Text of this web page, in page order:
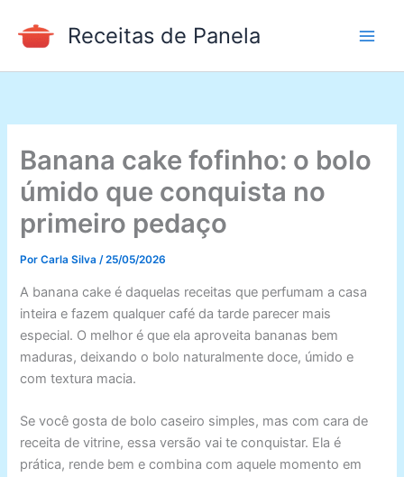
para
conteúdo
Receitas de Panela
Banana cake fofinho: o bolo
úmido que conquista no
primeiro pedaço
PorCarla Silva/25/05/2026
A banana cake é daquelas receitas que perfumam a casa
inteira e fazem qualquer café da tarde parecer mais
especial. O melhor é que ela aproveita bananas bem
maduras, deixando o bolo naturalmente doce, úmido e
com textura macia.
Se você gosta de bolo caseiro simples, mas com cara de
receita de vitrine, essa versão vai te conquistar. Ela é
prática, rende bem e combina com aquele momento em